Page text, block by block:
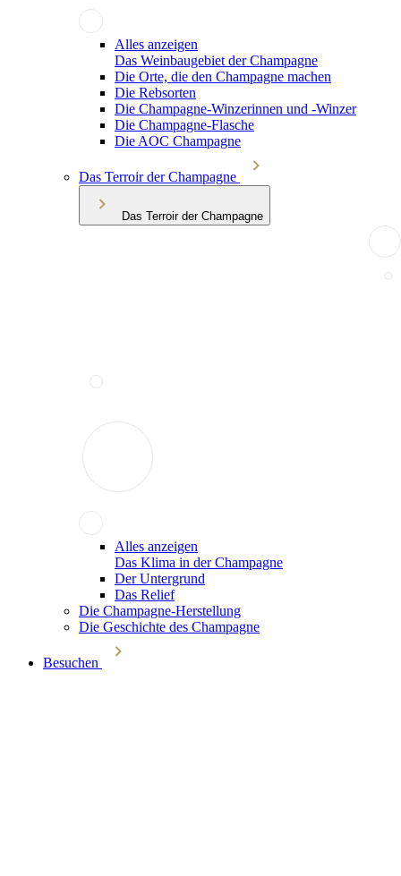
Alles anzeigen
Das Weinbaugebiet der Champagne
Die Orte, die den Champagne machen
Die Rebsorten
Die Champagne-Winzerinnen und -Winzer
Die Champagne-Flasche
Die AOC Champagne
Das Terroir der Champagne
Das Terroir der Champagne
Alles anzeigen
Das Klima in der Champagne
Der Untergrund
Das Relief
Die Champagne-Herstellung
Die Geschichte des Champagne
Besuchen